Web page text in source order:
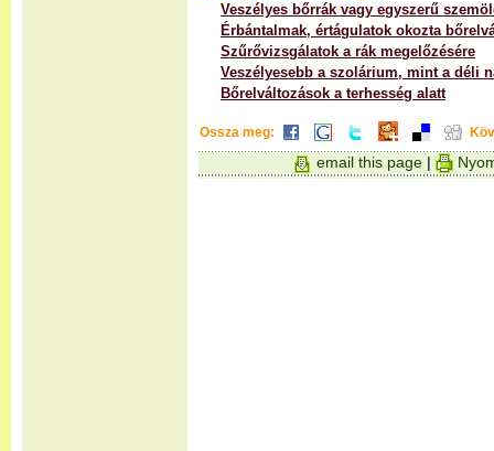
Veszélyes bőrrák vagy egyszerű
Érbántalmak, értágulatok okozta
Szűrővizsgálatok a rák megelőzésére
Veszélyesebb a szolárium, mint a déli
Bőrelváltozások a terhesség alatt
Ossza meg:
email this page |